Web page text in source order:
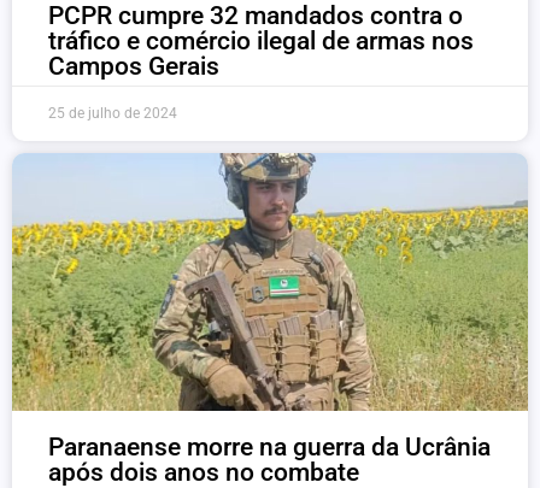
PCPR cumpre 32 mandados contra o
tráfico e comércio ilegal de armas nos
Campos Gerais
25 de julho de 2024
Paranaense morre na guerra da Ucrânia
após dois anos no combate